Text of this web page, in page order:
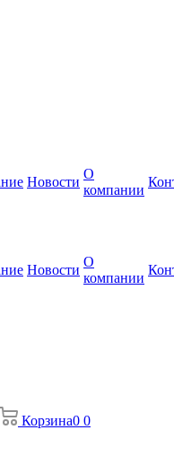
Новости
О
компании
Новости
О
компании
Корзина0 0